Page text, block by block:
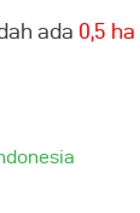
ada 0,6 ha